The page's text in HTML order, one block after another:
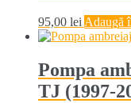
95,00 lei Adaugă
Pompa
TJ (1997-